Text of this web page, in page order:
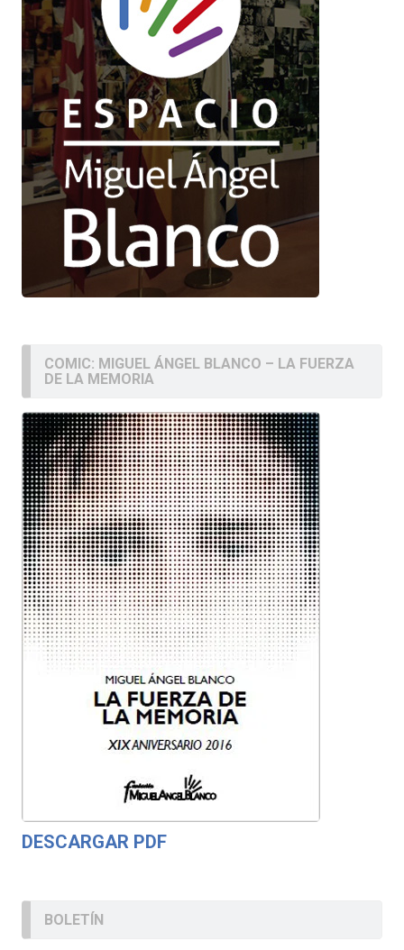
COMIC: MIGUEL ÁNGEL BLANCO – LA FUERZA
DE LA MEMORIA
DESCARGAR PDF
BOLETÍN